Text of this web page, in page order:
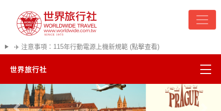
✈️ 注意事項：115年行動電源上機新規範 (點擊查看)
世界旅行社
精彩越南